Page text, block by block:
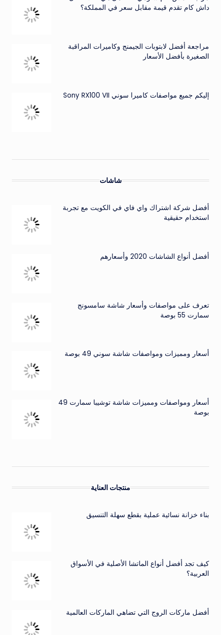
داش كام تقدم قيمة مقابل سعر في المملكة؟
مراجعة أفضل لابتوبات الجيمنج وكاميرات المراقبة
الصغيرة بأفضل الأسعار
إليكم جميع مواصفات كاميرا سوني Sony RX100 VII
شاشات
أفضل شركة اشتراك واي فاي في الكويت مع تجربة
استخدام حقيقية
أفضل أنواع الشاشات 2020 وأسعارهم
تعرف على مواصفات وأسعار شاشة سامسونج
سمارت 55 بوصة
أسعار ومميزات ومواصفات شاشة سوني 49 بوصة
أسعار ومواصفات ومميزات شاشة توشيبا سمارت 49
بوصة
منتجات العناية
بناء خزانة نسائية عملية بقطع سهلة التنسيق
كيف تجد أفضل أنواع الماتشا الأصلية في الأسواق
العربية؟
أفضل ماركات الروج التي تضاهي الماركات العالمية